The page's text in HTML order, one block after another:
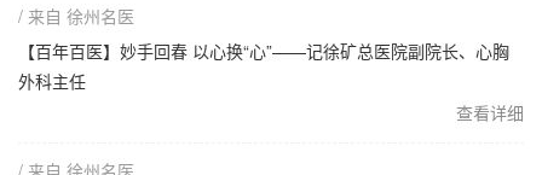
/ 来自 徐州名医
【百年百医】妙手回春 以心换“心”——记徐矿总医院副院长、心胸
外科主任
查看详细
/ 来自 徐州名医